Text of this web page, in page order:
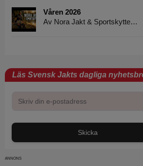
Våren 2026
Av Nora Jakt & Sportskytte…
Läs Svensk Jakts dagliga
Skicka